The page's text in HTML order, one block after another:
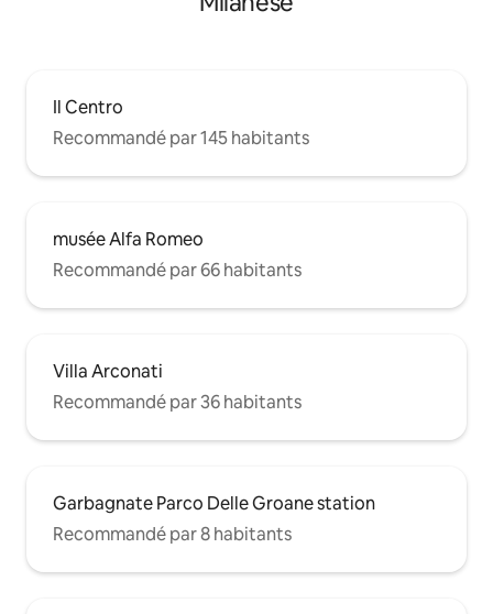
Il Centro
Recommandé par 145 habitants
musée Alfa Romeo
Recommandé par 66 habitants
Villa Arconati
Recommandé par 36 habitants
Garbagnate Parco Delle Groane station
Recommandé par 8 habitants